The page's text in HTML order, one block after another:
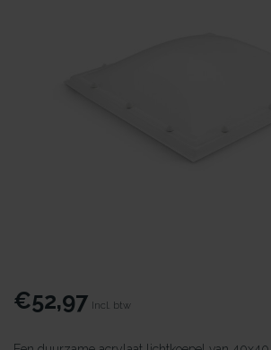
€52,97 Incl. btw